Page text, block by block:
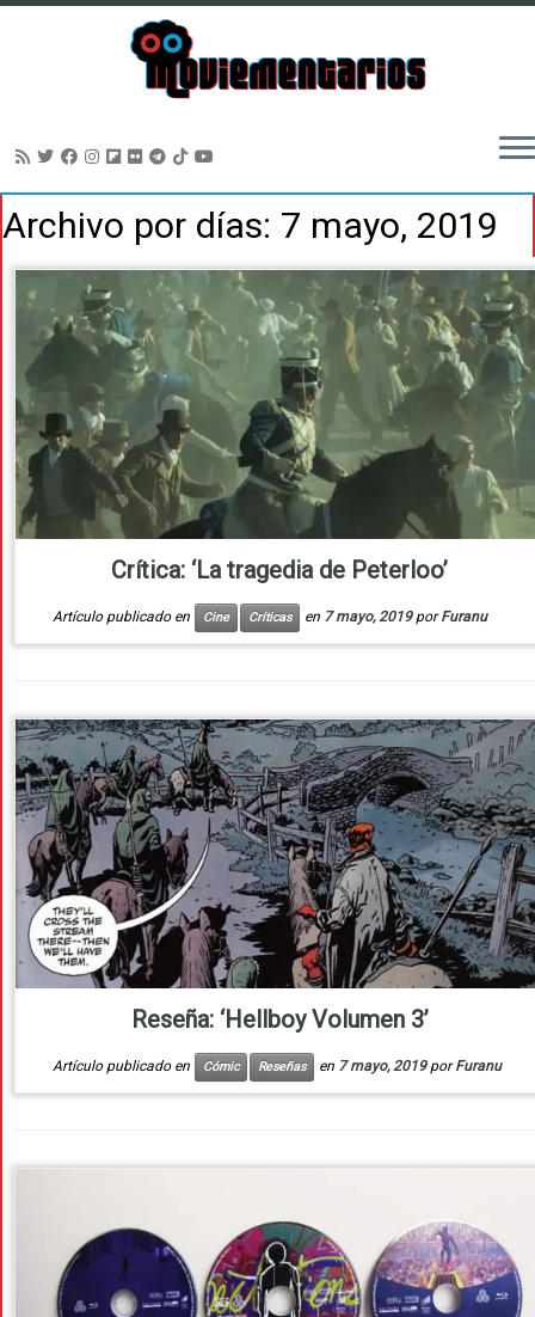
al
Archivo por días: 7 mayo, 2019
Crítica: ‘La tragedia de Peterloo’
Artículo publicado en Cine Críticas en 7 mayo, 2019 porFuranu
Reseña: ‘Hellboy Volumen 3’
Artículo publicado en Cómic Reseñas en 7 mayo, 2019 porFuranu